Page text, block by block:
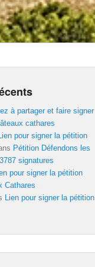
à partager et faire signer
cathares
Lien pour signer la pétition
Pétition Défendons les
signatures
pour signer la pétition
Cathares
Lien pour signer la pétition